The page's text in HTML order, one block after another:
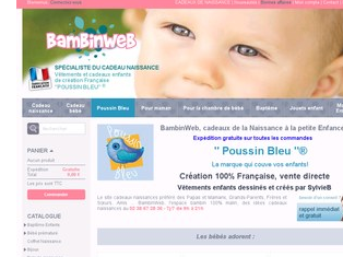
~284€/mois économisés d'annonces commerciales